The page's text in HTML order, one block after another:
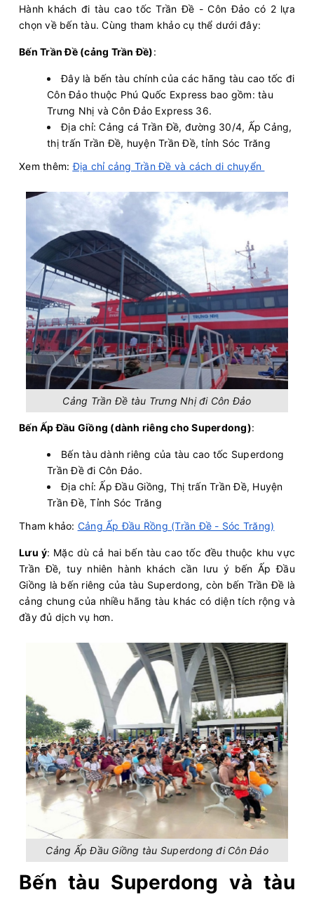
Tuan Chau Express V
Vân Đồn (Ao Tiên) - Cô Tô
10/08/2026
13:30 - 350k
Còn:20
KA LONG 26
Superdong XII
10/08/2026
13:30 - 354k
Còn:20
Chọn mua
PHÚ QUỐC EXPRESS 7
Hà Tiên - Phú Quốc
10/08/2026
13:45 - 216k
Còn:20
PHÚ QUỐC EXPRESS 9
10/08/2026
PHÚ QUỐC EXPRESS 5
10/08/2026
Còn: 20
Superdong XI
Phú Quốc - Rạch Giá
10/08/2026
14:00 - 354k
Còn:
Chọn mua
PHÚ QUỐC EXPRESS 27
Lý Sơn - Sa Kỳ
10/08/2026
14:15 - 182k
Còn:20
Chọn mua
Superdong I
Hải Tặc - Hà Tiên
10/08/2026
14:45 - 138k
Còn:20
Greenlines DP 88
Vũng Tàu - Bến Bạch Đằng
10/08/2026
15:00 - 320k
Còn:20
Chọn mua
PHÚ QUỐC EXPRESS 5
10/08/2026
15:45 - 182k
Chọn mua
Hành khách đi tàu cao tốc Trần Đề - Côn Đảo có 2 lựa
chọn về bến tàu. Cùng tham khảo cụ thể dưới đây:
Bến Trần Đề (cảng Trần Đề):
Đây là bến tàu chính của các hãng tàu cao tốc đi
Côn Đảo thuộc Phú Quốc Express bao gồm: tàu
Trưng Nhị và Côn Đảo Express 36.
Địa chỉ: Cảng cá Trần Đề, đường 30/4, Ấp Cảng,
thị trấn Trần Đề, huyện Trần Đề, tỉnh Sóc Trăng
Xem thêm:Địa chỉ cảng Trần Đề và cách di chuyển
Cảng Trần Đề tàu Trưng Nhị đi Côn Đảo
Bến Ấp Đầu Giồng (dành riêng cho Superdong):
Bến tàu dành riêng của tàu cao tốc Superdong
Trần Đề đi Côn Đảo.
Địa chỉ: Ấp Đầu Giồng, Thị trấn Trần Đề, Huyện
Trần Đề, Tỉnh Sóc Trăng
Tham khảo: Cảng Ấp Đầu Rồng (Trần Đề - Sóc Trăng)
Lưu ý: Mặc dù cả hai bến tàu cao tốc đều thuộc khu vực
Trần Đề, tuy nhiên hành khách cần lưu ý bến Ấp Đầu
Giồng là bến riêng của tàu Superdong, còn bến Trần Đề là
cảng chung của nhiều hãng tàu khác có diện tích rộng và
đầy đủ dịch vụ hơn.
Cảng Ấp Đầu Giồng tàu Superdong đi Côn Đảo
Bến tàu Superdong và tàu